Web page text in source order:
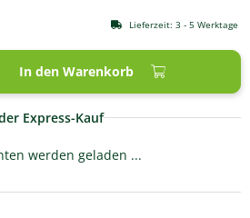
In den Warenkorb
Lieferzeit: 3 - 5 Werktage
Express-Kauf
werden geladen ...